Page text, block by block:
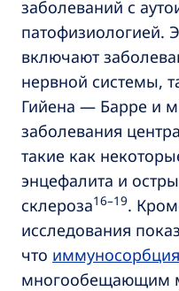
заболеваний с
патофизиологией.
включают
нервной системы,
Гийена — Барре и
заболевания
такие как
энцефалита и
склероза16–19.
исследования
что иммуносорбция
многообещающим